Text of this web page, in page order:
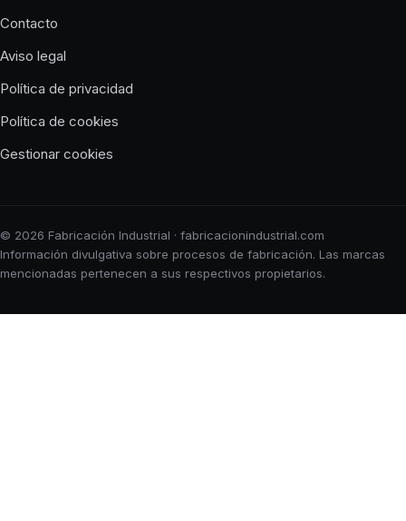
Contacto
Aviso legal
Política de privacidad
Política de cookies
Gestionar cookies
© 2026 Fabricación Industrial · fabricacionindustrial.com
Información divulgativa sobre procesos de fabricación. Las marcas
mencionadas pertenecen a sus respectivos propietarios.